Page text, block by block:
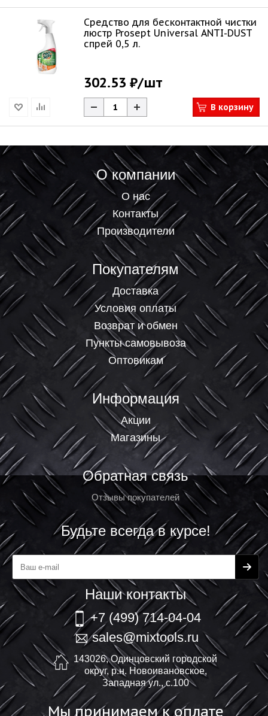
Средство для бесконтактной чистки
люстр Prosept Universal ANTI-DUST
спрей 0,5 л.
302.53 ₽/шт
В корзину
О компании
О нас
Контакты
Производители
Покупателям
Доставка
Условия оплаты
Возврат и обмен
Пункты самовывоза
Оптовикам
Информация
Акции
Магазины
Обратная связь
Отзывы покупателей
Будьте всегда в курсе!
Наши контакты
+7 (499) 714-04-04
sales@mixtools.ru
143026, Одинцовский городской
округ, р.н. Новоивановское,
Западная ул., с.100
Мы принимаем к оплате